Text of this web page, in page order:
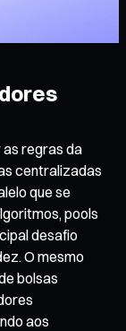
regras da
centralizadas
que se
pools
desafio
O mesmo
bolsas
aos